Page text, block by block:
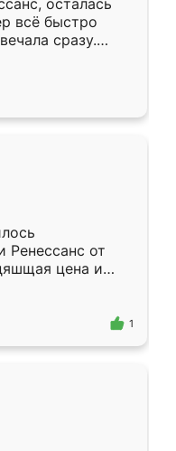
осталась
всё быстро
сразу.
подошёл к
Собрали
даже
Ренессанс от
цена и
Приехавший
самый
1